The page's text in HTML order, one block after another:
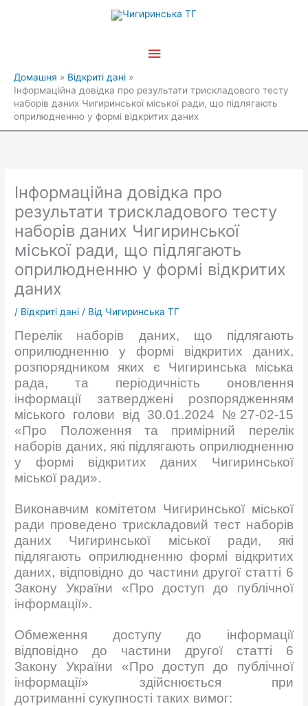
Головне
Домашня
Відкриті дані
Інформаційна довідка про результати трискладового тесту
наборів даних Чигиринської міської ради, що підлягають
оприлюдненню у формі відкритих даних
Інформаційна довідка про
результати трискладового тесту
наборів даних Чигиринської
міської ради, що підлягають
оприлюдненню у формі відкритих
даних
/ Відкриті дані / Від Чигиринська ТГ
Перелік наборів даних, що підлягають
оприлюдненню у формі відкритих даних,
розпорядником яких є Чигиринська міська
рада, та періодичність оновлення
інформації затверджені розпорядженням
міського голови від 30.01.2024 №27-02-15
«Про Положення та примірний перелік
наборів даних, які підлягають оприлюдненню
у формі відкритих даних Чигиринської
міської ради».
Виконавчим комітетом Чигиринської міської
ради проведено трискладовий тест наборів
даних Чигиринської міської ради, які
підлягають оприлюдненню формі відкритих
даних, відповідно до частини другої статті 6
Закону України «Про доступ до публічної
інформації».
Обмеження доступу до інформації
відповідно до частини другої статті 6
Закону України «Про доступ до публічної
інформації» здійснюється при
дотриманні сукупності таких вимог: